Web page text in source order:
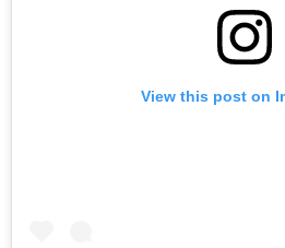
View this post on